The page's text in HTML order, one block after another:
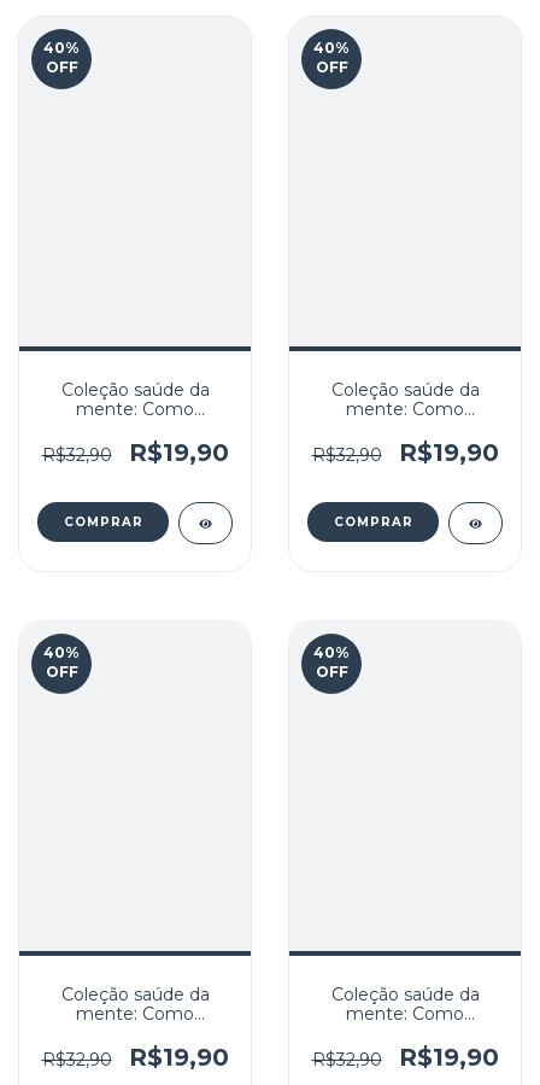
40%
OFF
Coleção saúde da
mente: Como
R$32,90
R$19,90
40%
OFF
Coleção saúde da
mente: Como
R$32,90
R$19,90
40%
OFF
Coleção saúde da
mente: Como
R$32,90
R$19,90
40%
OFF
Coleção saúde da
mente: Como
atenção e
Hiperatividade
R$32,90 R$19,90